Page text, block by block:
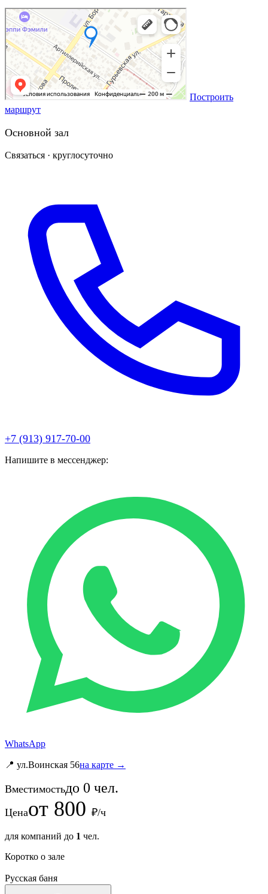
Построить
маршрут
Основной зал
Связаться · круглосуточно
+7 (913) 917-70-00
Напишите в мессенджер:
WhatsApp
📍 ул.Воинская 56на карте →
Вместимостьдо 0 чел.
Ценаот 800 ₽/ч
для компаний до 1 чел.
Коротко о зале
Русская баня